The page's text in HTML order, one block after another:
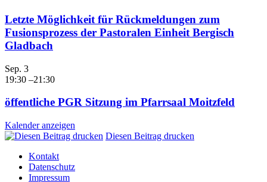
Letzte Möglichkeit für Rückmeldungen zum
Fusionsprozess der Pastoralen Einheit Bergisch
Gladbach
Sep. 3
19:30 –21:30
öffentliche PGR Sitzung im Pfarrsaal Moitzfeld
Kalender anzeigen
Diesen Beitrag drucken
Kontakt
Datenschutz
Impressum